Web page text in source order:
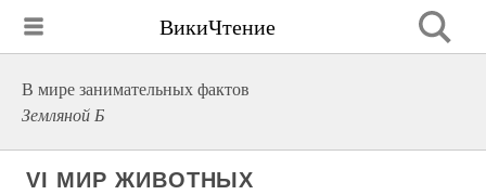
ВикиЧтение
В мире занимательных фактов
Земляной Б
VI МИР ЖИВОТНЫХ